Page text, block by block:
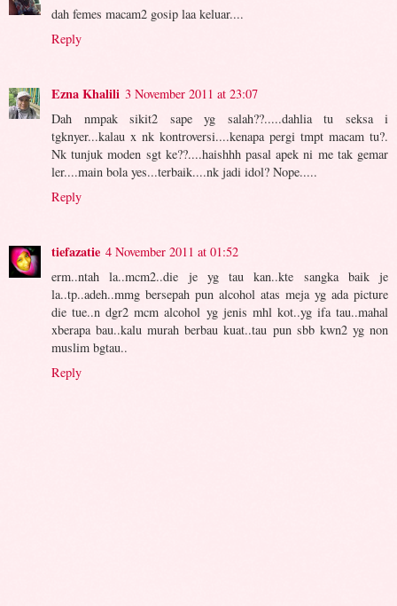
dah femes macam2 gosip laa keluar....
Reply
Ezna Khalili 3 November 2011 at 23:07
Dah nmpak sikit2 sape yg salah??.....dahlia tu seksa i
tgknyer...kalau x nk kontroversi....kenapa pergi tmpt macam tu?.
Nk tunjuk moden sgt ke??....haishhh pasal apek ni me tak gemar
ler....main bola yes...terbaik....nk jadi idol? Nope.....
Reply
tiefazatie 4 November 2011 at 01:52
erm..ntah la..mcm2..die je yg tau kan..kte sangka baik je
la..tp..adeh..mmg bersepah pun alcohol atas meja yg ada picture
die tue..n dgr2 mcm alcohol yg jenis mhl kot..yg ifa tau..mahal
xberapa bau..kalu murah berbau kuat..tau pun sbb kwn2 yg non
muslim bgtau..
Reply